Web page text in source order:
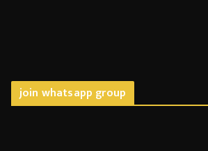
join whatsapp group